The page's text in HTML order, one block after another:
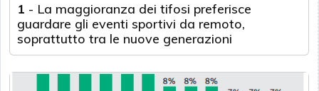
1 - La maggioranza dei tifosi preferisce
guardare gli eventi sportivi da remoto,
soprattutto tra le nuove generazioni